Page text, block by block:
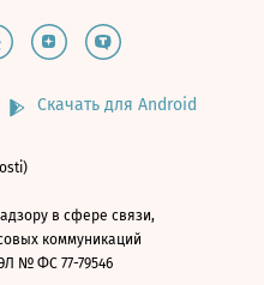
Скачать для Android
в сфере связи,
коммуникаций
№ ФС 77-79546